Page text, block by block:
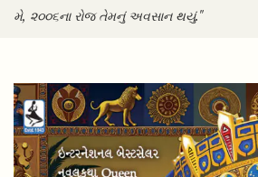
મે, ૨૦૦૬ના રોજ તેમનું અવસાન થયું."